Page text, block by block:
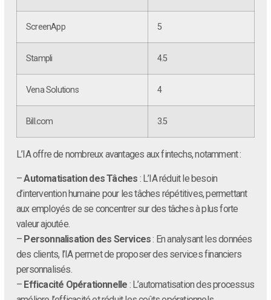
ScreenApp 5
Stampli 4.5
Vena Solutions 4
Bill.com 3.5
L’IA offre de nombreux avantages aux fintechs, notamment :
–Automatisation des Tâches : L’IA réduit le besoin
d’intervention humaine pour les tâches répétitives, permettant
aux employés de se concentrer sur des tâches à plus forte
valeur ajoutée.
– Personnalisation des Services: En analysant les données
des clients, l’IA permet de proposer des services financiers
personnalisés.
– Efficacité Opérationnelle : L’automatisation des processus